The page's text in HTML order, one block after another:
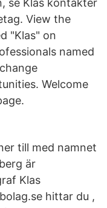
se Klas kontakter
View the
"Klas" on
named
Welcome
till med namnet
är
Klas
hittar du ,